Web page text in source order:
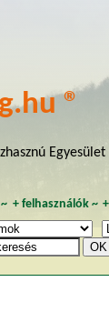
®
~ + felhasználók~ +